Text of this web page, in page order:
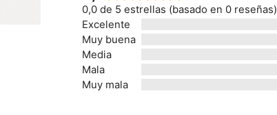
0,0 de 5 estrellas (basado en 0 reseñas)
Excelente
Muy buena
Media
Mala
Muy mala